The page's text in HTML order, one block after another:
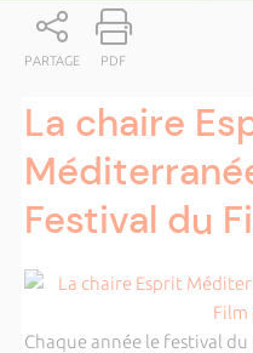
PARTAGE PDF
La chaire
Festival du
Chaque année le festival